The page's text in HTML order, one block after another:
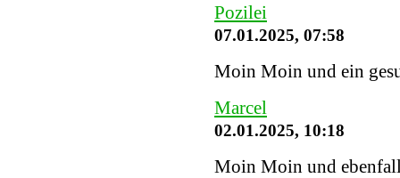
Pozilei
07.01.2025, 07:58
Moin Moin und ein
Marcel
02.01.2025, 10:18
Moin Moin und